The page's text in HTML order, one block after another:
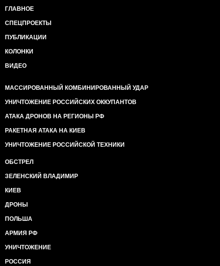
ГЛАВНОЕ
СПЕЦПРОЕКТЫ
ПУБЛИКАЦИИ
КОЛОНКИ
ВИДЕО
МАССИРОВАННЫЙ КОМБИНИРОВАННЫЙ УДАР
УНИЧТОЖЕНИЕ РОССИЙСКИХ ОККУПАНТОВ
АТАКА ДРОНОВ НА РЕГИОНЫ РФ
РАКЕТНАЯ АТАКА НА КИЕВ
УНИЧТОЖЕНИЕ РОССИЙСКОЙ ТЕХНИКИ
ОБСТРЕЛ
ЗЕЛЕНСКИЙ ВЛАДИМИР
КИЕВ
ДРОНЫ
ПОЛЬША
АРМИЯ РФ
УНИЧТОЖЕНИЕ
РОССИЯ